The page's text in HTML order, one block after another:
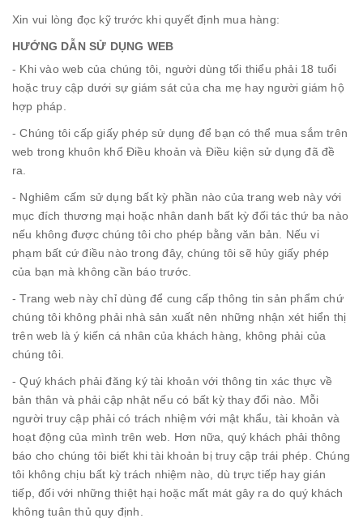
Xin vui lòng đọc kỹ trước khi quyết định mua hàng:
HƯỚNG DẪN SỬ DỤNG WEB
- Khi vào web của chúng tôi, người dùng tối thiểu phải 18 tuổi
hoặc truy cập dưới sự giám sát của cha mẹ hay người giám hộ
hợp pháp.
- Chúng tôi cấp giấy phép sử dụng để bạn có thể mua sắm trên
web trong khuôn khổ Điều khoản và Điều kiện sử dụng đã đề
ra.
- Nghiêm cấm sử dụng bất kỳ phần nào của trang web này với
mục đích thương mại hoặc nhân danh bất kỳ đối tác thứ ba nào
nếu không được chúng tôi cho phép bằng văn bản. Nếu vi
phạm bất cứ điều nào trong đây, chúng tôi sẽ hủy giấy phép
của bạn mà không cần báo trước.
- Trang web này chỉ dùng để cung cấp thông tin sản phẩm chứ
chúng tôi không phải nhà sản xuất nên những nhận xét hiển thị
trên web là ý kiến cá nhân của khách hàng, không phải của
chúng tôi.
- Quý khách phải đăng ký tài khoản với thông tin xác thực về
bản thân và phải cập nhật nếu có bất kỳ thay đổi nào. Mỗi
người truy cập phải có trách nhiệm với mật khẩu, tài khoản và
hoạt động của mình trên web. Hơn nữa, quý khách phải thông
báo cho chúng tôi biết khi tài khoản bị truy cập trái phép. Chúng
tôi không chịu bất kỳ trách nhiệm nào, dù trực tiếp hay gián
tiếp, đối với những thiệt hại hoặc mất mát gây ra do quý khách
không tuân thủ quy định.